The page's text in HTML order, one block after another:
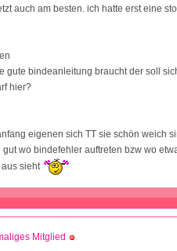
auch am besten. ich hatte erst eine
gute bindeanleitung braucht der soll
hier?
eigenen sich TT sie schön weich
gut wo bindefehler auftreten bzw wo
sieht
Mitglied